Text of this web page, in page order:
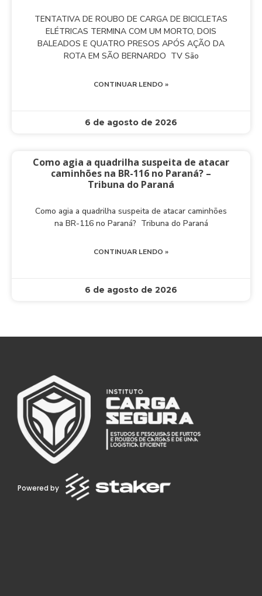
TENTATIVA DE ROUBO DE CARGA DE BICICLETAS
ELÉTRICAS TERMINA COM UM MORTO, DOIS
BALEADOS E QUATRO PRESOS APÓS AÇÃO DA
ROTA EM SÃO BERNARDO TV São
CONTINUAR LENDO »
6 de agosto de 2026
Como agia a quadrilha suspeita de atacar
caminhões na BR-116 no Paraná? –
Tribuna do Paraná
Como agia a quadrilha suspeita de atacar caminhões
na BR-116 no Paraná? Tribuna do Paraná
CONTINUAR LENDO »
6 de agosto de 2026
Powered by